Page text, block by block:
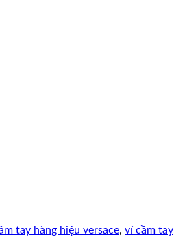
tay hàng hiệu versace, ví cầm tay